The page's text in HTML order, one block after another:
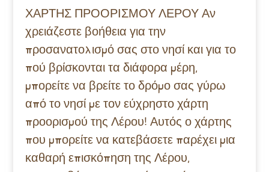
ΧΑΡΤΗΣ ΠΡΟΟΡΙΣΜΟΥ ΛΕΡΟΥ Αν
χρειάζεστε βοήθεια για την
προσανατολισμό σας στο νησί και για το
πού βρίσκονται τα διάφορα μέρη,
μπορείτε να βρείτε το δρόμο σας γύρω
από το νησί με τον εύχρηστο χάρτη
προορισμού της Λέρου! Αυτός ο χάρτης
που μπορείτε να κατεβάσετε παρέχει μια
καθαρή επισκόπηση της Λέρου,